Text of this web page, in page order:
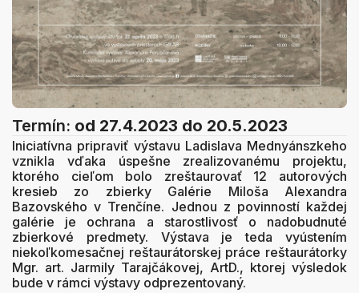
Termín: od 27.4.2023 do 20.5.2023
Iniciatívna pripraviť výstavu Ladislava Mednyánszkeho
vznikla vďaka úspešne zrealizovanému projektu,
ktorého cieľom bolo zreštaurovať 12 autorových
kresieb zo zbierky Galérie Miloša Alexandra
Bazovského v Trenčíne. Jednou z povinností každej
galérie je ochrana a starostlivosť o nadobudnuté
zbierkové predmety. Výstava je teda vyústením
niekoľkomesačnej reštaurátorskej práce reštaurátorky
Mgr. art. Jarmily Tarajčákovej, ArtD., ktorej výsledok
bude v rámci výstavy odprezentovaný.